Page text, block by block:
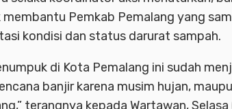
Pemkab Pemalang yang
kondisi dan status darurat sampah.
di Kota Pemalang ini sudah
banjir karena musim hujan,
terangnya kepada Wartawan,